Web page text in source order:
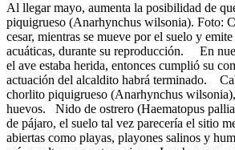
Al llegar mayo, aumenta la posibilidad de
piquigrueso (Anarhynchus wilsonia). Foto:
cesar, mientras se mueve por el suelo y
acuáticas, durante su reproducción. En
el ave estaba herida, entonces cumplió su
actuación del alcaldito habrá terminado.
chorlito piquigrueso (Anarhynchus
huevos. Nido de ostrero (Haematopus
de pájaro, el suelo tal vez parecería el sitio
abiertas como playas, playones salinos y